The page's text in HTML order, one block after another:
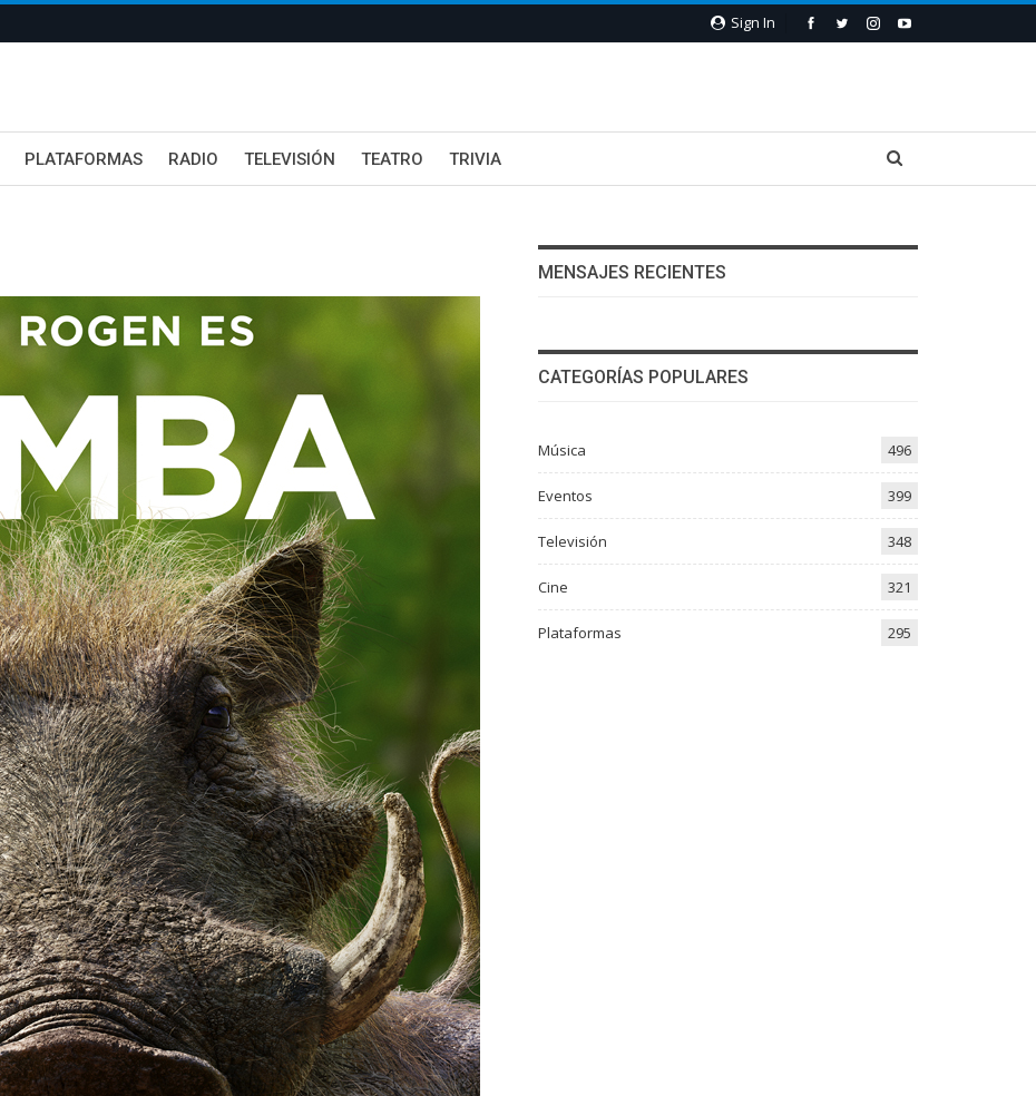
Sign In
PLATAFORMAS RADIO TELEVISIÓN TEATRO TRIVIA
MENSAJES RECIENTES
CATEGORÍAS POPULARES
Música 496
Eventos 399
Televisión 348
Cine 321
Plataformas 295